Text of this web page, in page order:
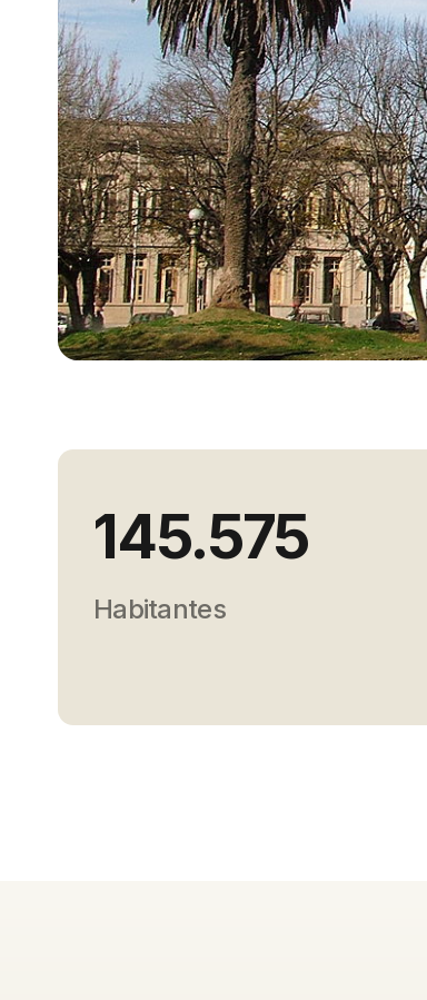
145.575
Habitantes